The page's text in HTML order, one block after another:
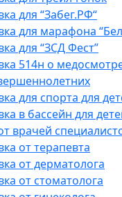
для “Забег.РФ“
для марафона
для “ЗСД Фест”
514н о
для спорта для
в бассейн для
врачей
от терапевта
от дерматолога
от стоматолога